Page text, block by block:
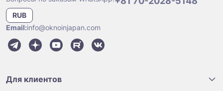
RUB
Email:info@oknoinjapan.com
Для клиентов